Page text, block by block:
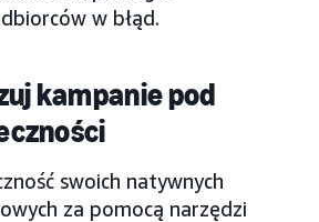
w błąd.
kampanie pod
swoich natywnych
za pomocą narzędzi